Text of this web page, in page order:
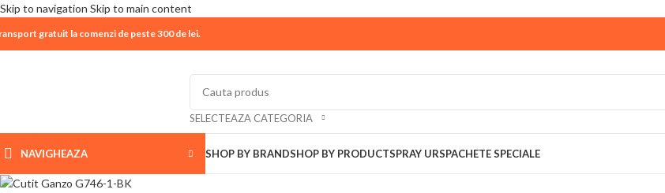
Skip to navigation Skip to main content
| 📦 Program livrari|In perioada11 August - 18 August,magazinul KPRO este inchis. Comenziile
multumim pentru intelegere!
gratuit la comenzi de peste 300 de lei.
SELECTEAZA CATEGORIA
NAVIGHEAZA SHOP BY BRANDSHOP BY PRODUCTSPRAY URSPACHETE SPECIALE